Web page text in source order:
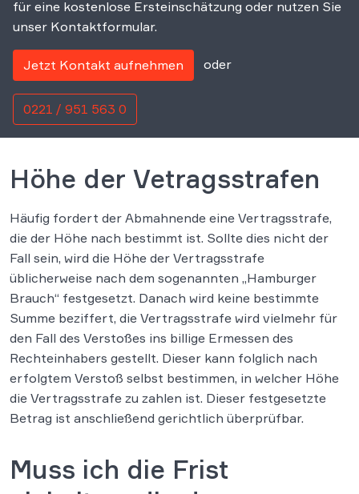
für eine kostenlose Ersteinschätzung oder nutzen Sie
unser Kontaktformular.
Jetzt Kontakt aufnehmen oder
0221 / 951 563 0
Höhe der Vetragsstrafen
Häufig fordert der Abmahnende eine Vertragsstrafe,
die der Höhe nach bestimmt ist. Sollte dies nicht der
Fall sein, wird die Höhe der Vertragsstrafe
üblicherweise nach dem sogenannten „Hamburger
Brauch“ festgesetzt. Danach wird keine bestimmte
Summe beziffert, die Vertragsstrafe wird vielmehr für
den Fall des Verstoßes ins billige Ermessen des
Rechteinhabers gestellt. Dieser kann folglich nach
erfolgtem Verstoß selbst bestimmen, in welcher Höhe
die Vertragsstrafe zu zahlen ist. Dieser festgesetzte
Betrag ist anschließend gerichtlich überprüfbar.
Muss ich die Frist